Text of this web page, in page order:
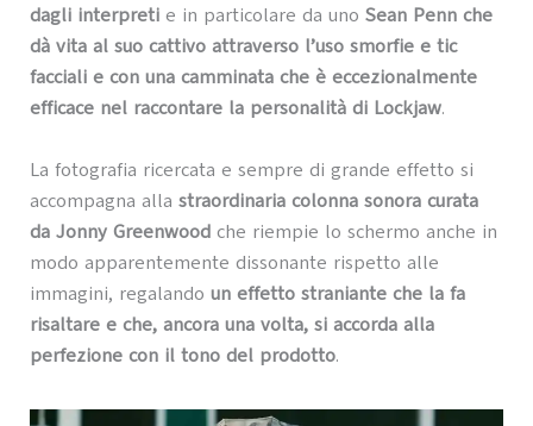
dagli interpretie in particolare da uno Sean Penn che
dà vita al suo cattivo attraverso l’uso smorfie e tic
facciali e con una camminata che è eccezionalmente
efficace nel raccontare la personalità di Lockjaw.
La fotografia ricercata e sempre di grande effetto si
accompagna alla straordinaria colonna sonora curata
da Jonny Greenwoodche riempie lo schermo anche in
modo apparentemente dissonante rispetto alle
immagini, regalando un effetto straniante che la fa
risaltare e che, ancora una volta, si accorda alla
perfezione con il tono del prodotto.